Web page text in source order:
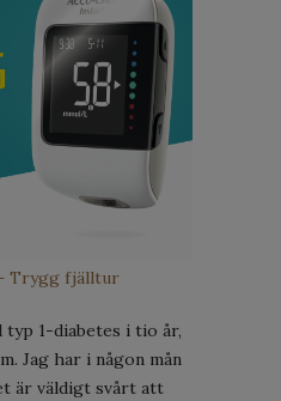
Trygg fjälltur
typ 1-diabetes i tio år,
Jag har i någon mån
är väldigt svårt att